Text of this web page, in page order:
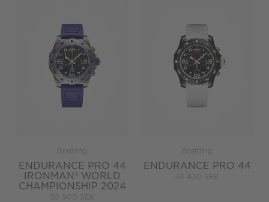
Breitling
ENDURANCE PRO 44
IRONMAN® WORLD
CHAMPIONSHIP 2024
50 900 SEK
Breitling
ENDURANCE PRO 44
43 400 SEK